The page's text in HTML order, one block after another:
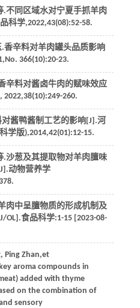
.不同区域水对宁夏手抓羊肉
科学,2022,43(08):52-58.
香辛料对羊肉罐头品质影响
,No. 366(10):20-23.
辛料对酱卤牛肉的赋味效应
, 2022,38(10):249-260.
酱鸭酱制工艺的影响[J].河
学版),2014,42(01):12-15.
.沙葱及其提取物对羊肉膻味
动物营养学
肉中呈膻物质的形成机制及
OL].食品科学:1-15 [2023-08-
, Ping Zhan,et
aroma compounds in
added with thyme
on the combination of
sensory